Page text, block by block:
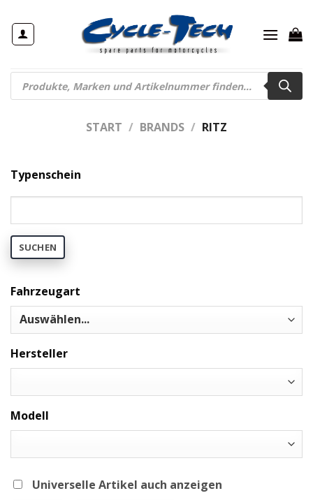
Inhalt
springen
Products
search
START / BRANDS / RITZ
Typenschein
SUCHEN
Fahrzeugart
Hersteller
Modell
Universelle Artikel auch anzeigen